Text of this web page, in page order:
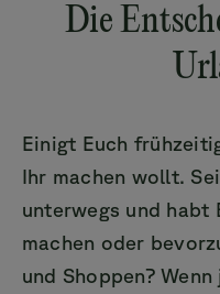
Die
Einigt Euch
Ihr machen wollt.
unterwegs und habt
machen oder
und Shoppen?